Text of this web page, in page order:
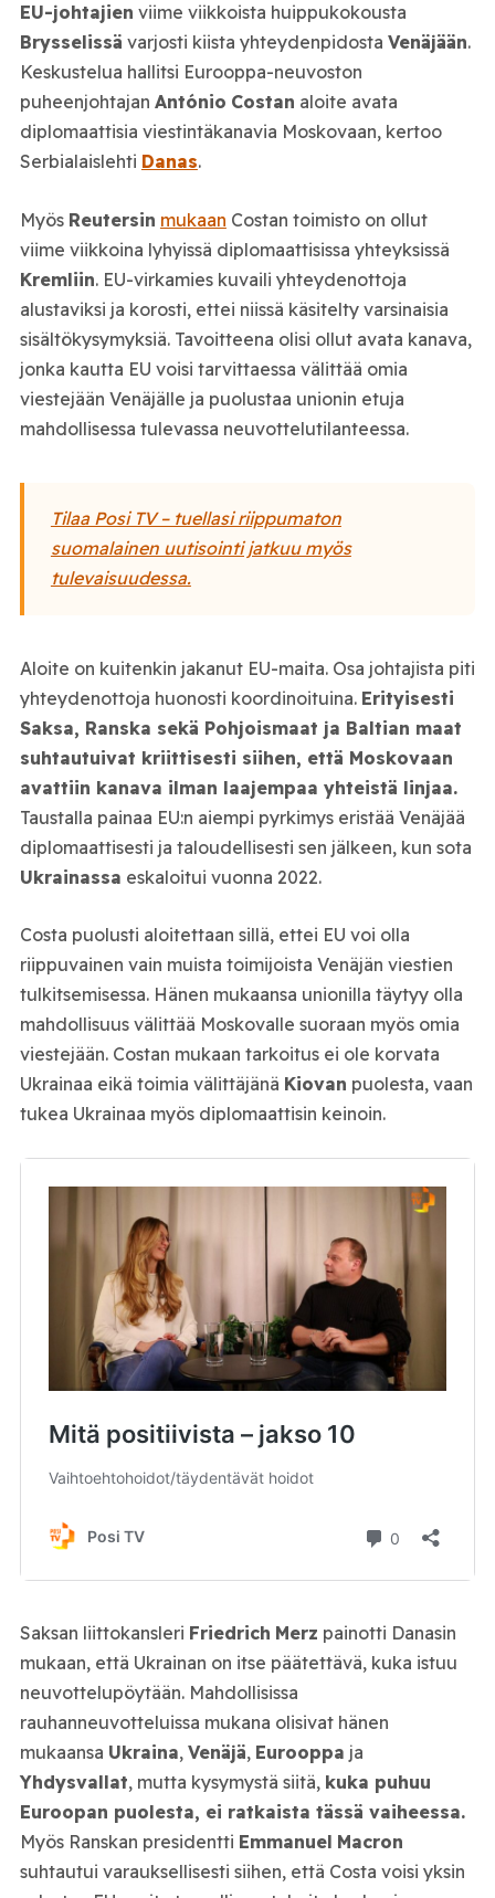
EU-johtajien viime viikkoista huippukokousta
Brysselissä varjosti kiista yhteydenpidosta Venäjään.
Keskustelua hallitsi Eurooppa-neuvoston
puheenjohtajan António Costan aloite avata
diplomaattisia viestintäkanavia Moskovaan, kertoo
Serbialaislehti Danas.
Myös Reutersin mukaan Costan toimisto on ollut
viime viikkoina lyhyissä diplomaattisissa yhteyksissä
Kremliin. EU-virkamies kuvaili yhteydenottoja
alustaviksi ja korosti, ettei niissä käsitelty varsinaisia
sisältökysymyksiä. Tavoitteena olisi ollut avata kanava,
jonka kautta EU voisi tarvittaessa välittää omia
viestejään Venäjälle ja puolustaa unionin etuja
mahdollisessa tulevassa neuvottelutilanteessa.
Tilaa Posi TV – tuellasi riippumaton
suomalainen uutisointi jatkuu myös
tulevaisuudessa.
Aloite on kuitenkin jakanut EU-maita. Osa johtajista piti
yhteydenottoja huonosti koordinoituina. Erityisesti
Saksa, Ranska sekä Pohjoismaat ja Baltian maat
suhtautuivat kriittisesti siihen, että Moskovaan
avattiin kanava ilman laajempaa yhteistä linjaa.
Taustalla painaa EU:n aiempi pyrkimys eristää Venäjää
diplomaattisesti ja taloudellisesti sen jälkeen, kun sota
Ukrainassa eskaloitui vuonna 2022.
Costa puolusti aloitettaan sillä, ettei EU voi olla
riippuvainen vain muista toimijoista Venäjän viestien
tulkitsemisessa. Hänen mukaansa unionilla täytyy olla
mahdollisuus välittää Moskovalle suoraan myös omia
viestejään. Costan mukaan tarkoitus ei ole korvata
Ukrainaa eikä toimia välittäjänä Kiovan puolesta, vaan
tukea Ukrainaa myös diplomaattisin keinoin.
Saksan liittokansleri Friedrich Merz painotti Danasin
mukaan, että Ukrainan on itse päätettävä, kuka istuu
neuvottelupöytään. Mahdollisissa
rauhanneuvotteluissa mukana olisivat hänen
mukaansa Ukraina, Venäjä, Eurooppa ja
Yhdysvallat, mutta kysymystä siitä, kuka puhuu
Euroopan puolesta, ei ratkaista tässä vaiheessa.
Myös Ranskan presidentti Emmanuel Macron
suhtautui varauksellisesti siihen, että Costa voisi yksin